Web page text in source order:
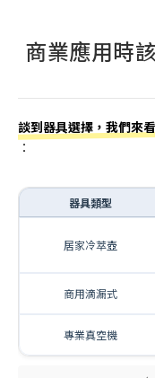
商業應用時
談到器具選擇，我們來
：
器具類型
居家冷萃壺
商用滴漏式
專業真空機